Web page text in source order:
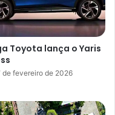
Toyota lança o Yaris
de fevereiro de 2026